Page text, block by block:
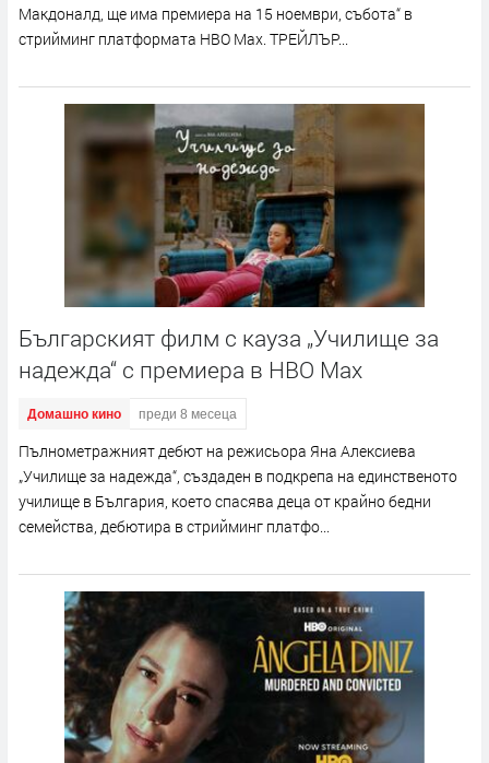
Макдоналд, ще има премиера на 15 ноември, събота“ в
стрийминг платформата HBO Max. ТРЕЙЛЪР...
Българският филм с кауза „Училище за
надежда“ с премиера в HBO Max
Домашно кино преди 8 месеца
Пълнометражният дебют на режисьора Яна Алексиева
„Училище за надежда“, създаден в подкрепа на единственото
училище в България, което спасява деца от крайно бедни
семейства, дебютира в стрийминг платфо...